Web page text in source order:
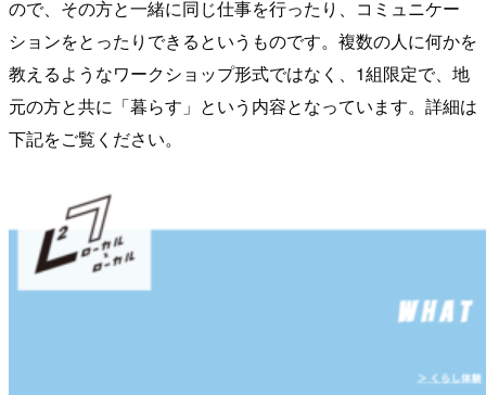
ので、その方と一緒に同じ仕事を行ったり、コミュニケー
ションをとったりできるというものです。複数の人に何かを
教えるようなワークショップ形式ではなく、1組限定で、地
元の方と共に「暮らす」という内容となっています。詳細は
下記をご覧ください。